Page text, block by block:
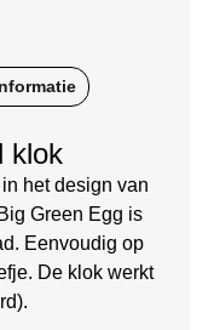
klok
het design van
Green Egg is
Eenvoudig op
De klok werkt